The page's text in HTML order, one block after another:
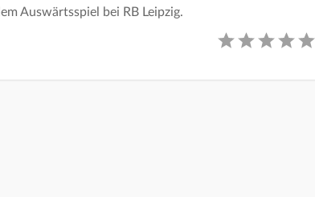
Auswärtsspiel bei RB Leipzig.